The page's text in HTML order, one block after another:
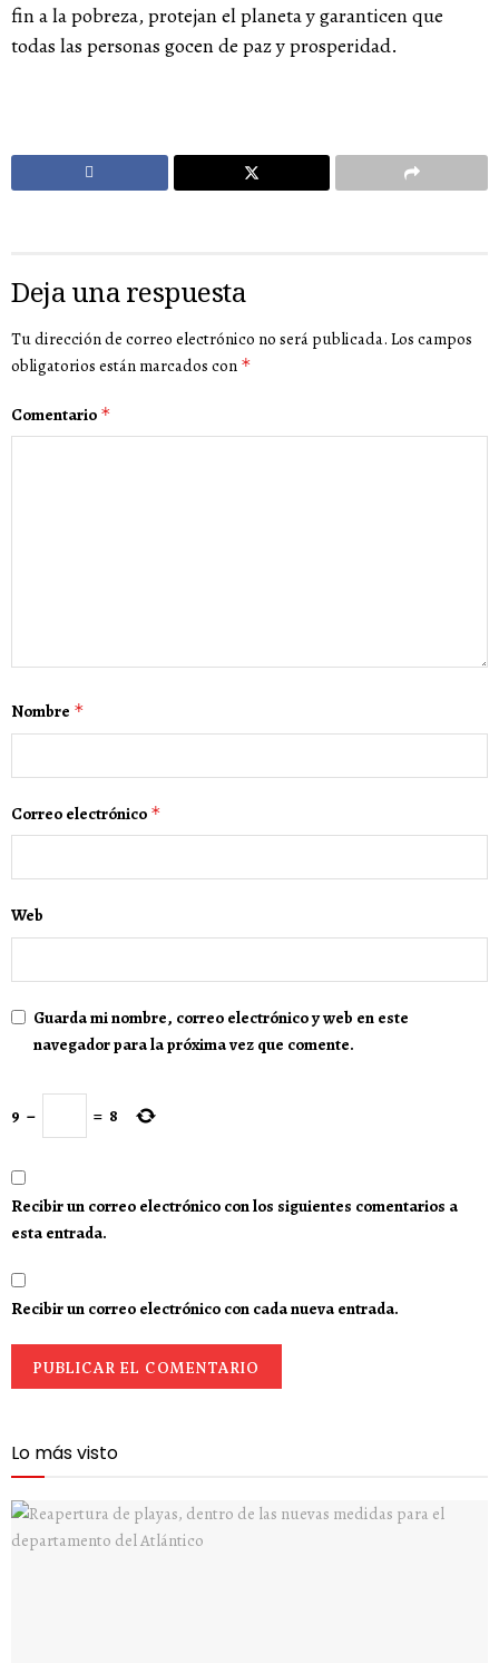
fin a la pobreza, protejan el planeta y garanticen que
todas las personas gocen de paz y prosperidad.
Deja una respuesta
Tu dirección de correo electrónico no será publicada. Los campos
obligatorios están marcados con *
Comentario *
Nombre *
Correo electrónico *
Web
Guarda mi nombre, correo electrónico y web en este
navegador para la próxima vez que comente.
9 − = 8
Recibir un correo electrónico con los siguientes comentarios a
esta entrada.
Recibir un correo electrónico con cada nueva entrada.
Lo más visto